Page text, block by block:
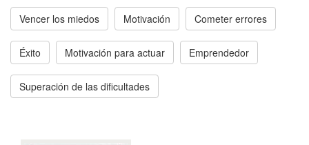
Vencer los miedos Motivación Cometer errores
Éxito Motivación para actuar Emprendedor
Superación de las dificultades